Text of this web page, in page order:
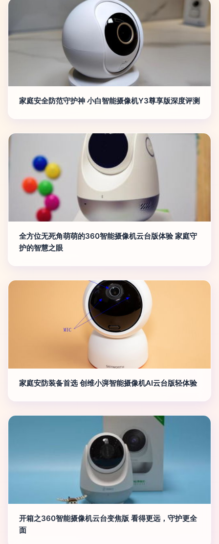
家庭安全防范守护神 小白智能摄像机Y3尊享版深度评测
全方位无死角萌萌的360智能摄像机云台版体验 家庭守
护的智慧之眼
家庭安防装备首选 创维小湃智能摄像机AI云台版轻体验
开箱之360智能摄像机云台变焦版 看得更远，守护更全
面